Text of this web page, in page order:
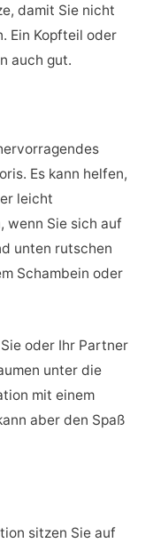
damit Sie nicht
Ein Kopfteil oder
auch gut.
Es kann helfen,
leicht
wenn Sie sich auf
unten rutschen
Schambein oder
oder Ihr Partner
unter die
mit einem
aber den Spaß
sitzen Sie auf